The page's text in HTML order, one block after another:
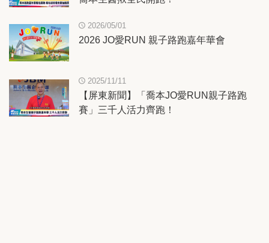
2026/05/01
2026 JO愛RUN 親子路跑嘉年華會
2025/11/11
【屏東新聞】「喬本JO愛RUN親子路跑
賽」三千人活力齊跑！